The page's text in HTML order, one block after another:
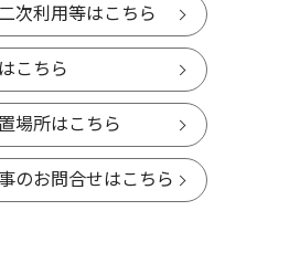
次利用等はこちら
こちら
場所はこちら
のお問合せはこちら